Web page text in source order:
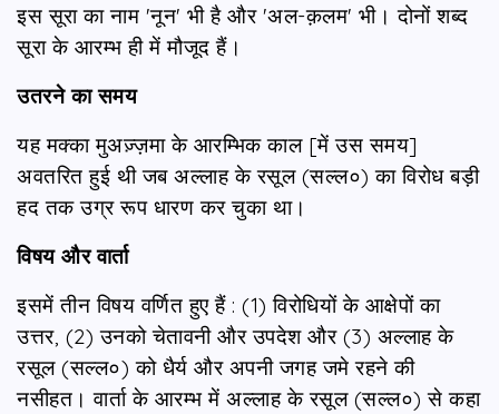
इस सूरा का नाम 'नून' भी है और 'अल-क़लम' भी। दोनों शब्द
सूरा के आरम्भ ही में मौजूद हैं।
उतरने का समय
यह मक्का मुअज़्ज़मा के आरम्भिक काल [में उस समय]
अवतरित हुई थी जब अल्लाह के रसूल (सल्ल०) का विरोध बड़ी
हद तक उग्र रूप धारण कर चुका था।
विषय और वार्ता
इसमें तीन विषय वर्णित हुए हैं : (1) विरोधियों के आक्षेपों का
उत्तर, (2) उनको चेतावनी और उपदेश और (3) अल्लाह के
रसूल (सल्ल०) को धैर्य और अपनी जगह जमे रहने की
नसीहत। वार्ता के आरम्भ में अल्लाह के रसूल (सल्ल०) से कहा